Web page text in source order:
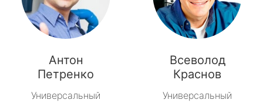
Антон
Петренко
Универсальный
Всеволод
Краснов
Универсальный